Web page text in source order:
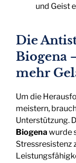
und Geist
Die
Biogena
mehr
Um die
meistern,
Unterstützung.
Biogenawurde
Stressresistenz